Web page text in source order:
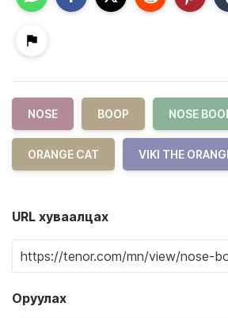
NOSE BOOP NOSE
ORANGE CAT VIKI THE
URL хуваалцах
Оруулах